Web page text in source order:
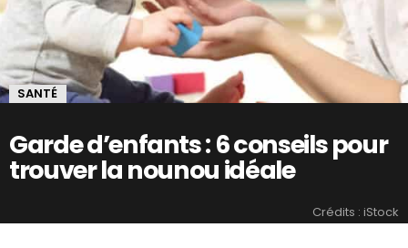
SANTÉ
Garde d’enfants : 6 conseils pour
trouver la nounou idéale
Crédits : iStock